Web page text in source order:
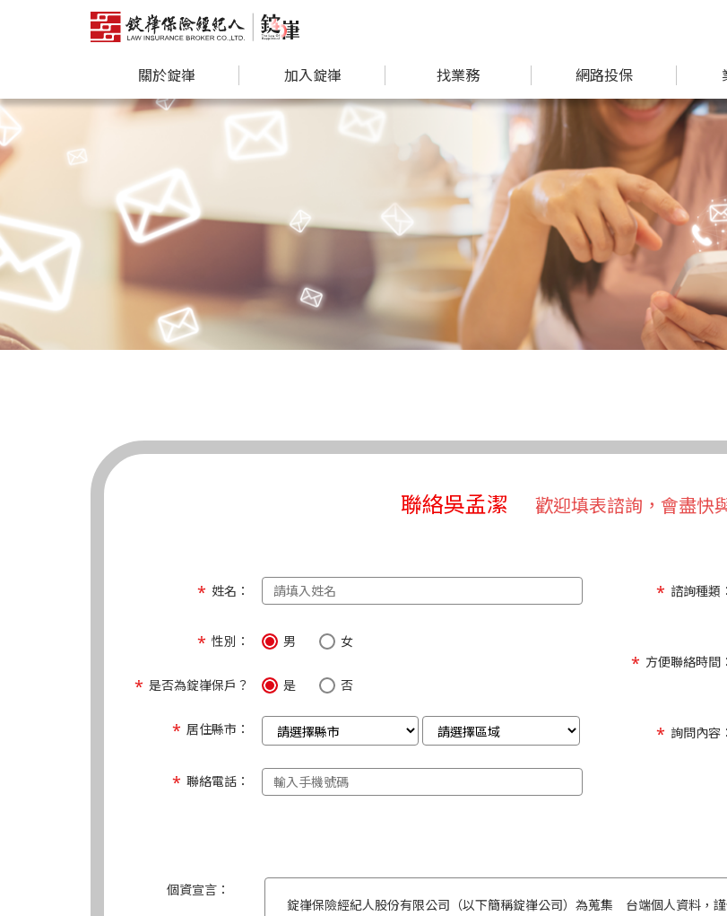
關於錠嵂 加入錠嵂 找業務 網路投保
聯絡吳孟潔 歡迎填表諮詢，會盡快
姓名：
性別： 男 女
是否為錠嵂保戶？ 是 否
居住縣市：
聯絡電話：
諮詢種類：
方便聯絡時間：
詢問內容：
個資宣言：
錠嵂保險經紀人股份有限公司（以下簡稱錠嵂公司）為蒐集 台端個人資料，